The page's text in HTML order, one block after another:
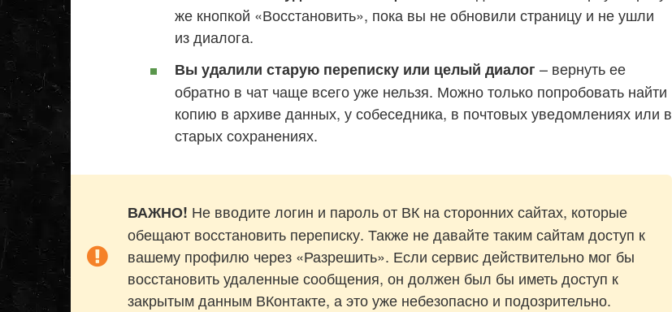
же кнопкой «Восстановить», пока вы не обновили страницу и не ушли
из диалога.
Вы удалили старую переписку или целый диалог – вернуть ее
обратно в чат чаще всего уже нельзя. Можно только попробовать найти
копию в архиве данных, у собеседника, в почтовых уведомлениях или в
старых сохранениях.
ВАЖНО! Не вводите логин и пароль от ВК на сторонних сайтах, которые
обещают восстановить переписку. Также не давайте таким сайтам доступ к
вашему профилю через «Разрешить». Если сервис действительно мог бы
восстановить удаленные сообщения, он должен был бы иметь доступ к
закрытым данным ВКонтакте, а это уже небезопасно и подозрительно.